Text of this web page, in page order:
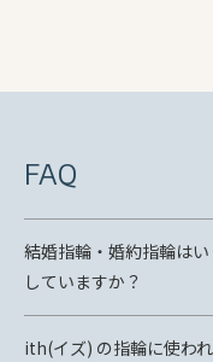
FAQ
結婚指輪・婚約指輪は
していますか？
ith(イズ) の指輪に使わ